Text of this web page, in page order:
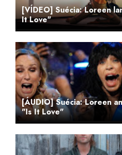
[VÍDEO] Suécia: Loreen
It Love"
[ÁUDIO] Suécia: Loreen
"Is It Love"